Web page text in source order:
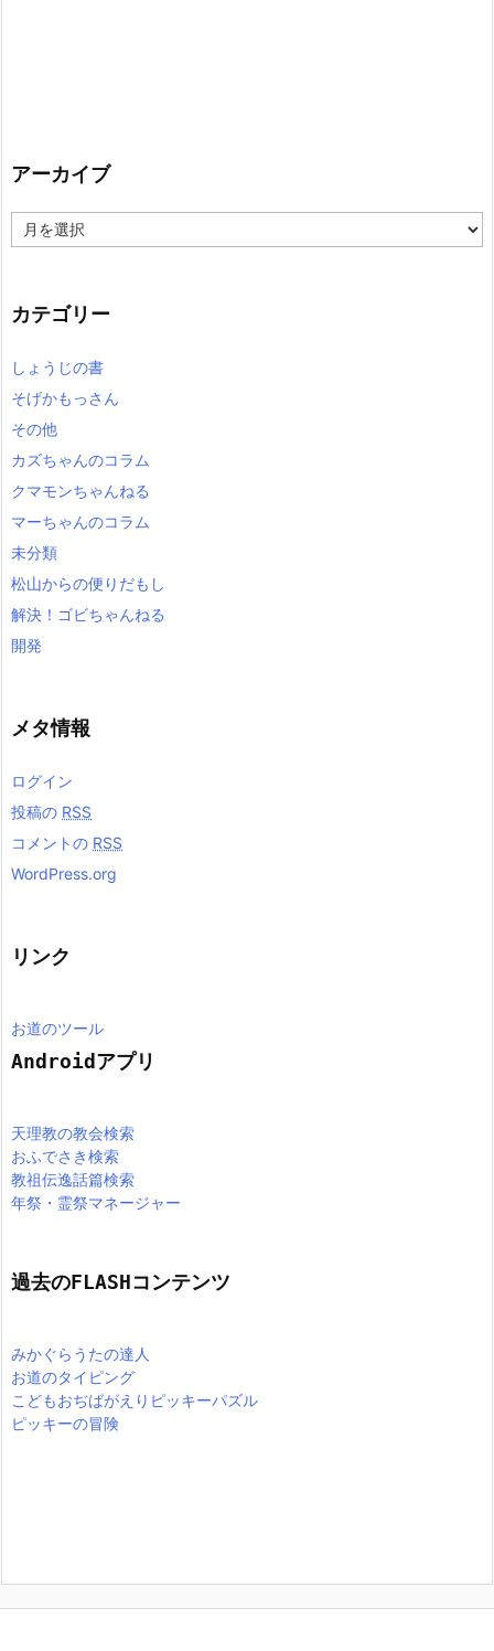
アーカイブ
ー
ブ
カテゴリー
しょうじの書
そげかもっさん
その他
カズちゃんのコラム
クマモンちゃんねる
マーちゃんのコラム
未分類
松山からの便りだもし
解決！ゴビちゃんねる
開発
メタ情報
ログイン
投稿の RSS
コメントの RSS
WordPress.org
リンク
お道のツール
Androidアプリ
天理教の教会検索
おふでさき検索
教祖伝逸話篇検索
年祭・霊祭マネージャー
過去のFLASHコンテンツ
みかぐらうたの達人
お道のタイピング
こどもおぢばがえりピッキーパズル
ピッキーの冒険